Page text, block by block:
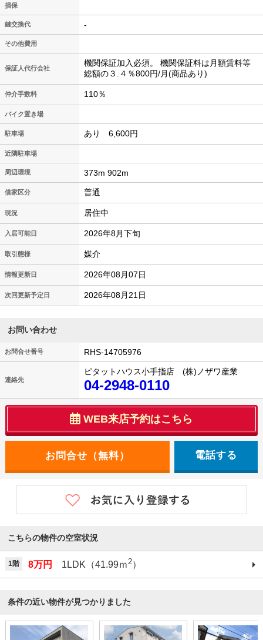
損保
鍵交換代 -
その他費用
保証人代行会社
機関保証加入必須。 機関保証料は月額賃料等
総額の３.４％800円/月(商品あり)
仲介手数料 110％
バイク置き場
駐車場 あり 6,600円
近隣駐車場
周辺環境 373m 902m
借家区分 普通
現況 居住中
入居可能日 2026年8月下旬
取引態様 媒介
情報更新日 2026年08月07日
次回更新予定日 2026年08月21日
お問い合わせ
お問合せ番号 RHS-14705976
連絡先
ピタットハウス小手指店 (株)ノザワ産業
04-2948-0110
WEB来店予約はこちら
電話する
こちらの物件の空室状況
1階 8万円 1LDK（41.99ｍ2）
条件の近い物件が見つかりました